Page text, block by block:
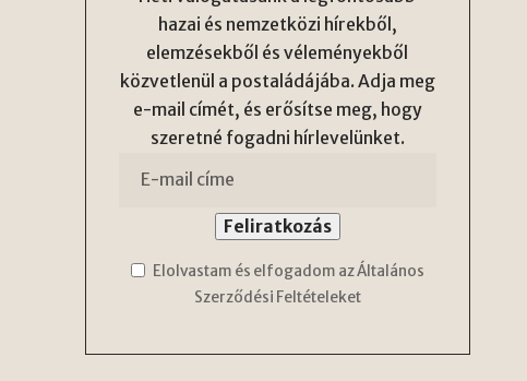
hazai és nemzetközi hírekből,
elemzésekből és véleményekből
közvetlenül a postaládájába. Adja meg
e-mail címét, és erősítse meg, hogy
szeretné fogadni hírlevelünket.
Elolvastam és elfogadom az Általános
Szerződési Feltételeket